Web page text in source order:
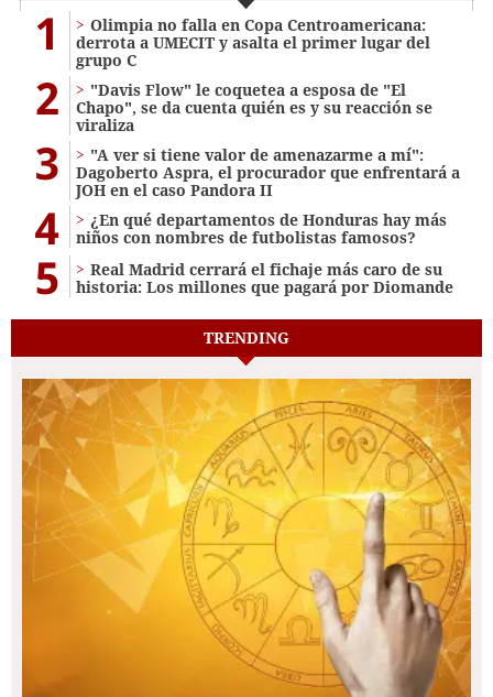
1
Olimpia no falla en Copa Centroamericana:
derrota a UMECIT y asalta el primer lugar del
grupo C
2
"Davis Flow" le coquetea a esposa de "El
Chapo", se da cuenta quién es y su reacción se
viraliza
3
"A ver si tiene valor de amenazarme a mí":
Dagoberto Aspra, el procurador que enfrentará a
JOH en el caso Pandora II
4
¿En qué departamentos de Honduras hay más
niños con nombres de futbolistas famosos?
5
Real Madrid cerrará el fichaje más caro de su
historia: Los millones que pagará por Diomande
TRENDING